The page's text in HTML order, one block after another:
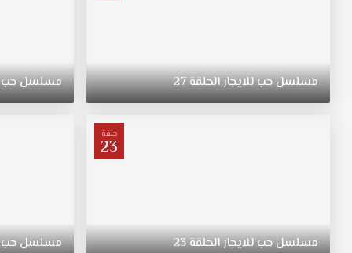
مسلسلحبللايجارالحلقة27 مسلسلحب
حلقة
23
مسلسلحبللايجارالحلقة23 مسلسلحب